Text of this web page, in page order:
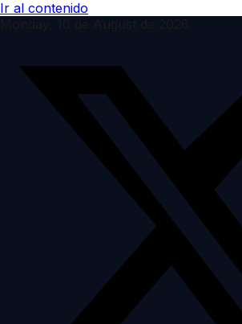
Ir al contenido